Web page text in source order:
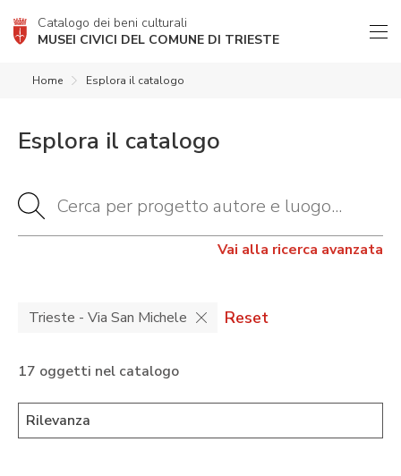
Catalogo dei beni culturali
MUSEI CIVICI DEL COMUNE DI TRIESTE
Home Esplora il catalogo
Esplora il catalogo
Vai alla ricerca avanzata
Trieste - Via San Michele Reset
17 oggetti nel catalogo